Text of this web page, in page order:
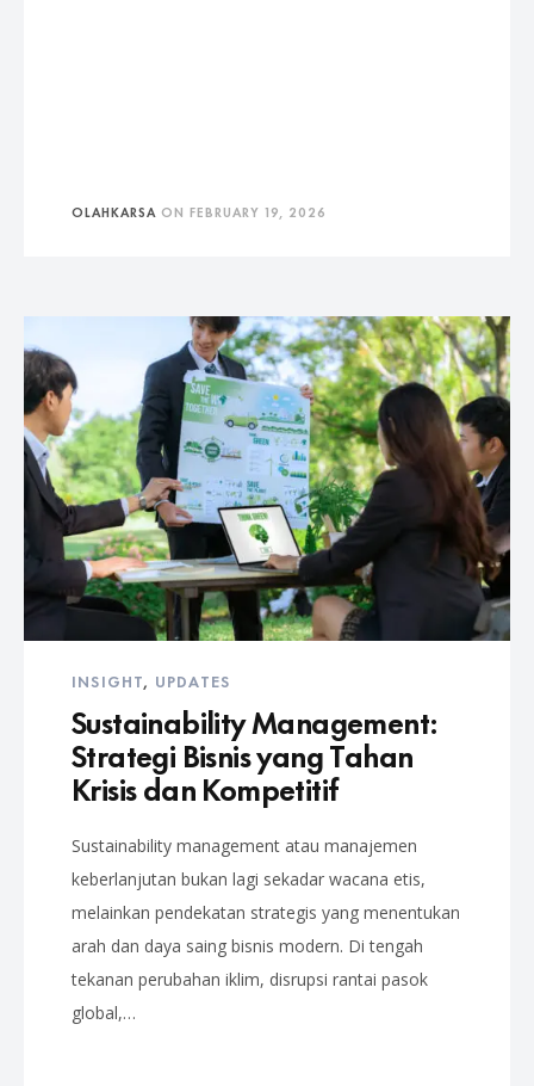
OLAHKARSA ON FEBRUARY 19, 2026
INSIGHT, UPDATES
Sustainability Management:
Strategi Bisnis yang Tahan
Krisis dan Kompetitif
Sustainability management atau manajemen
keberlanjutan bukan lagi sekadar wacana etis,
melainkan pendekatan strategis yang menentukan
arah dan daya saing bisnis modern. Di tengah
tekanan perubahan iklim, disrupsi rantai pasok
global,…